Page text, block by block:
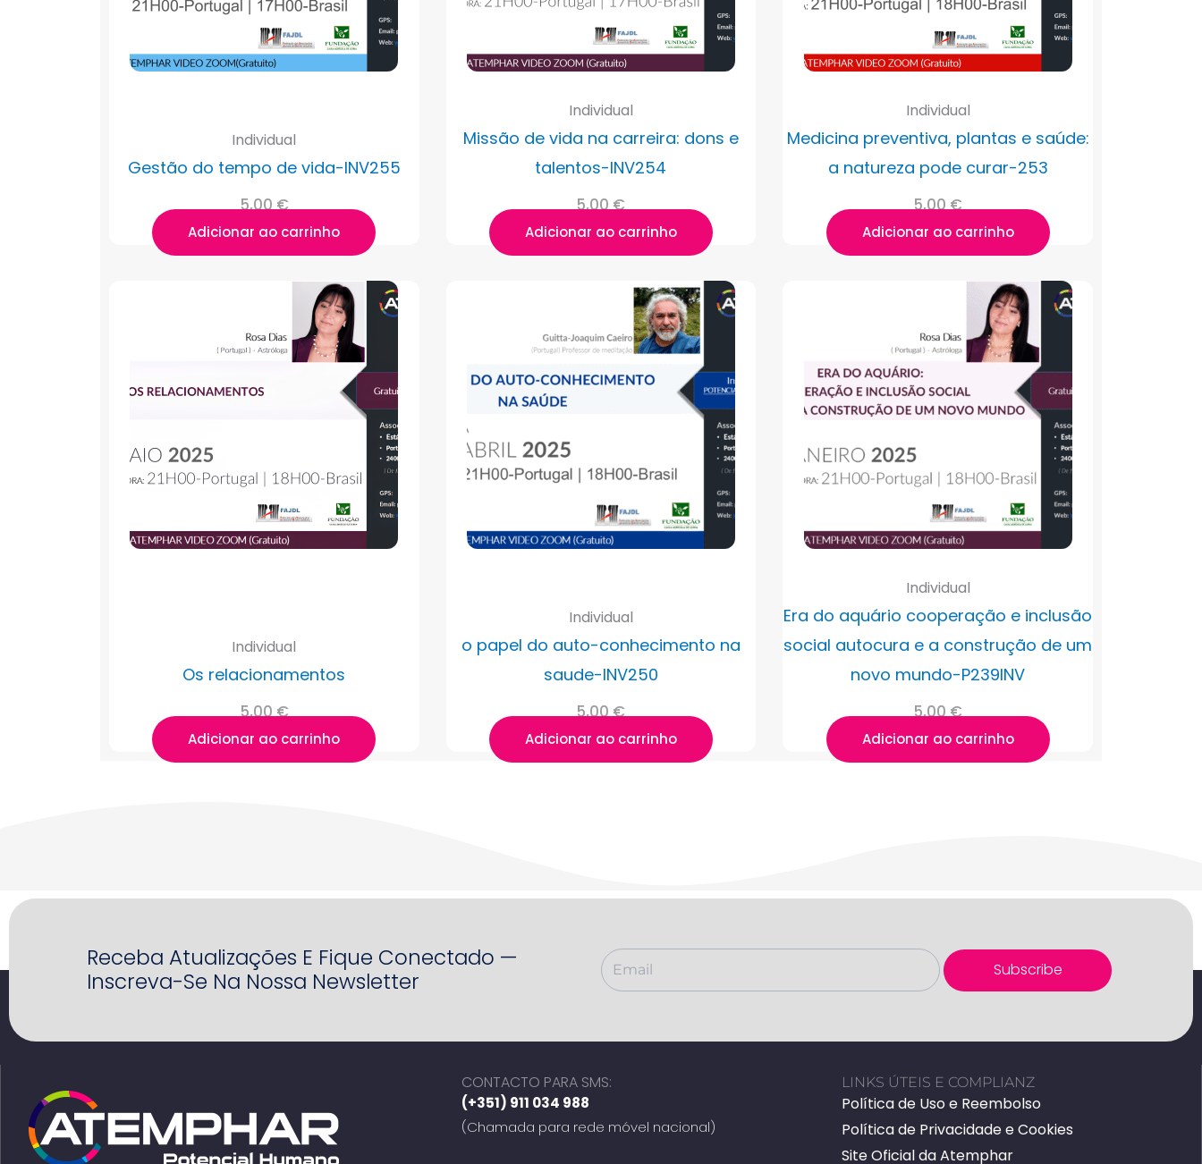
Individual
Gestão do tempo de vida-INV255
5,00€
Adicionar ao carrinho
Individual
Missão de vida na carreira: dons e
talentos-INV254
5,00€
Adicionar ao carrinho
Individual
Medicina preventiva, plantas e saúde:
a natureza pode curar-253
5,00€
Adicionar ao carrinho
Individual
Os relacionamentos
5,00€
Adicionar ao carrinho
Individual
o papel do auto-conhecimento na
saude-INV250
5,00€
Adicionar ao carrinho
Individual
Era do aquário cooperação e inclusão
social autocura e a construção de um
novo mundo-P239INV
5,00€
Adicionar ao carrinho
Receba Atualizações E Fique Conectado —
Inscreva-Se Na Nossa Newsletter
Subscribe
CONTACTO PARA SMS:
(+351) 911 034 988
(Chamada para rede móvel nacional)
LINKS ÚTEIS E COMPLIANZ
Política de Uso e Reembolso
Política de Privacidade e Cookies
Site Oficial da Atemphar